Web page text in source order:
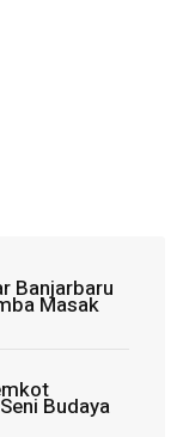
Banjarbaru
Masak
Budaya